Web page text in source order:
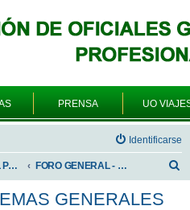
PRENSA UO
Identificarse
FORO GENERAL PARA TODOS LOS USUARIOS FORO GENERAL - TEMAS GENERALES
GENERALES